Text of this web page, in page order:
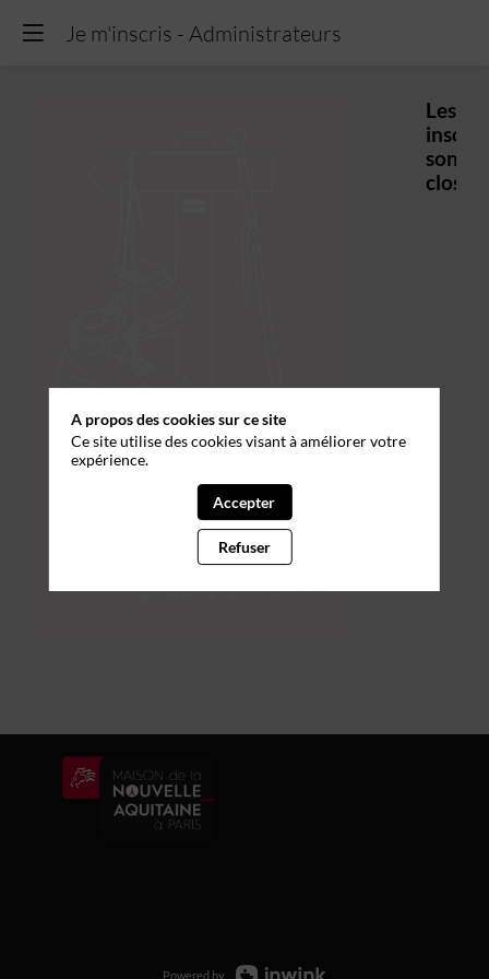
Je m'inscris - Administrateurs
Les
sont
closes.
Powered by
A propos des cookies sur ce site
Ce site utilise des cookies visant à améliorer votre
expérience.
Accepter
Refuser